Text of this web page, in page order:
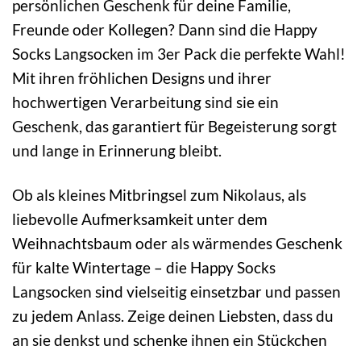
persönlichen Geschenk für deine Familie,
Freunde oder Kollegen? Dann sind die Happy
Socks Langsocken im 3er Pack die perfekte Wahl!
Mit ihren fröhlichen Designs und ihrer
hochwertigen Verarbeitung sind sie ein
Geschenk, das garantiert für Begeisterung sorgt
und lange in Erinnerung bleibt.
Ob als kleines Mitbringsel zum Nikolaus, als
liebevolle Aufmerksamkeit unter dem
Weihnachtsbaum oder als wärmendes Geschenk
für kalte Wintertage – die Happy Socks
Langsocken sind vielseitig einsetzbar und passen
zu jedem Anlass. Zeige deinen Liebsten, dass du
an sie denkst und schenke ihnen ein Stückchen